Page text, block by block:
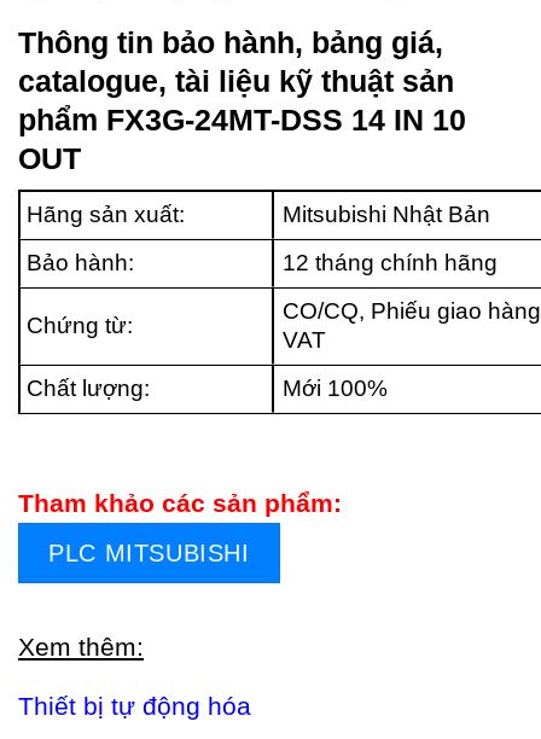
Thông tin bảo hành, bảng giá,
catalogue, tài liệu kỹ thuật sản
phẩm FX3G-24MT-DSS 14 IN 10
OUT
Hãng sản xuất:
Mitsubishi Nhật Bản
Bảo hành:
12 tháng chính hãng
Chứng từ:
CO/CQ, Phiếu giao
VAT
Chất lượng:
Mới 100%
Tham khảo các sản phẩm:
PLC MITSUBISHI
Xem thêm:
Thiết bị tự động hóa